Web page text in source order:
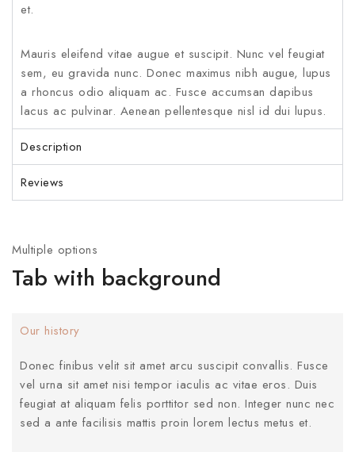
et.
Mauris eleifend vitae augue et suscipit. Nunc vel feugiat
sem, eu gravida nunc. Donec maximus nibh augue, lupus
a rhoncus odio aliquam ac. Fusce accumsan dapibus
lacus ac pulvinar. Aenean pellentesque nisl id dui lupus.
Description
Reviews
Multiple options
Tab with background
Our history
Donec finibus velit sit amet arcu suscipit convallis. Fusce
vel urna sit amet nisi tempor iaculis ac vitae eros. Duis
feugiat at aliquam felis porttitor sed non. Integer nunc nec
sed a ante facilisis mattis proin lorem lectus metus et.